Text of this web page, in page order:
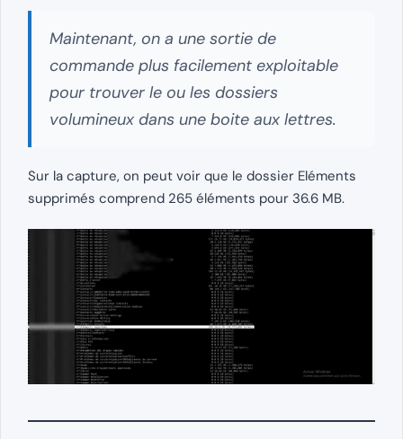
Maintenant, on a une sortie de
commande plus facilement exploitable
pour trouver le ou les dossiers
volumineux dans une boite aux lettres.
Sur la capture, on peut voir que le dossier Eléments
supprimés comprend 265 éléments pour 36.6 MB.